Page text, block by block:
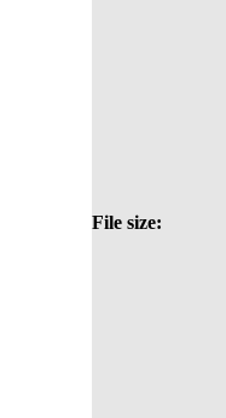
File size: